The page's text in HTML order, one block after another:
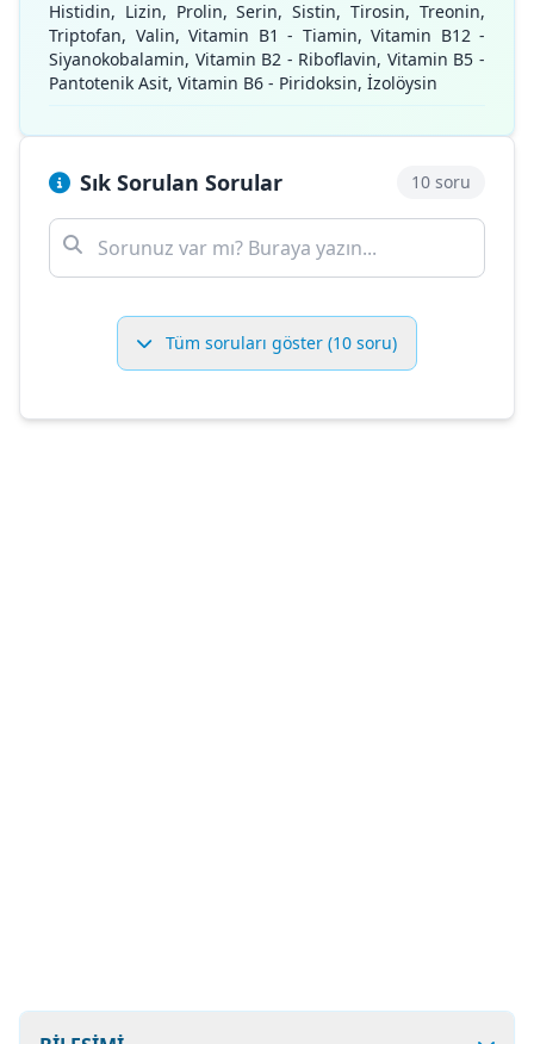
Histidin, Lizin, Prolin, Serin, Sistin, Tirosin, Treonin,
Triptofan, Valin, Vitamin B1 - Tiamin, Vitamin B12 -
Siyanokobalamin, Vitamin B2 - Riboflavin, Vitamin B5 -
Pantotenik Asit, Vitamin B6 - Piridoksin, İzolöysin
Sık Sorulan Sorular 10 soru
Tüm soruları göster (10 soru)